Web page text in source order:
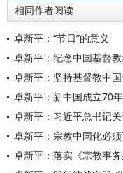
相同作者阅读
卓新平：“节日”的意义
卓新平：纪念中国基督
卓新平：坚持基督教中
卓新平：新中国成立70
卓新平：习近平总书记
卓新平：宗教中国化必
卓新平：落实《宗教事